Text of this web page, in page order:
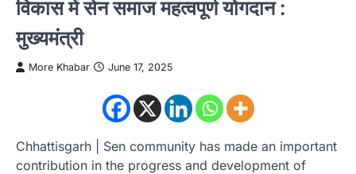
विकास में सेन समाज महत्वपूर्ण योगदान :
मुख्यमंत्री
More Khabar June 17, 2025
Chhattisgarh | Sen community has made an important
contribution in the progress and development of